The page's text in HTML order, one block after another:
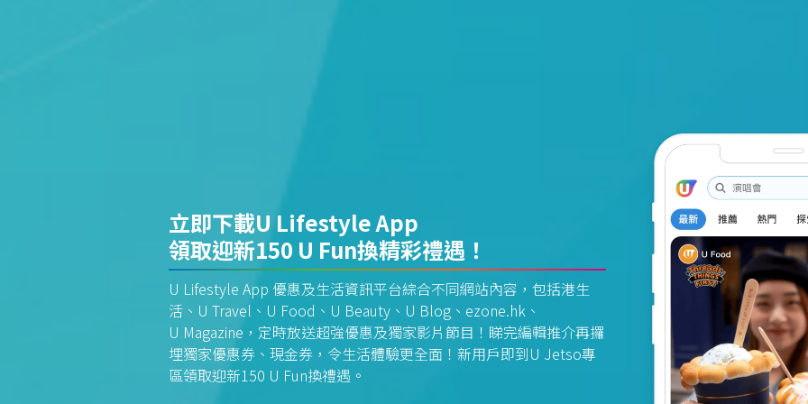
立即下載U Lifestyle App
領取迎新150 U Fun換精彩禮遇！
U Lifestyle App 優惠及生活資訊平台綜合不同網站內容，包括港生
活、U Travel、U Food、U Beauty、U Blog、ezone.hk、
U Magazine，定時放送超強優惠及獨家影片節目！睇完編輯推介再攞
埋獨家優惠券、現金券，令生活體驗更全面！新用戶即到U Jetso專
區領取迎新150 U Fun換禮遇。